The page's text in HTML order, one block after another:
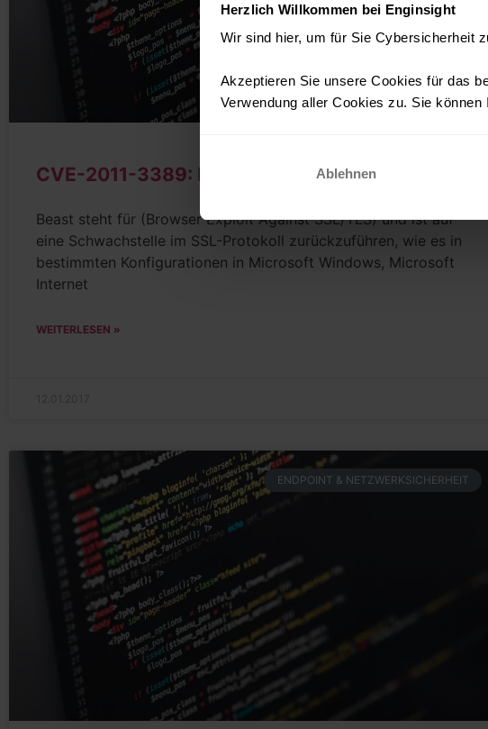
Herzlich Willkommen bei Enginsight
Wir sind hier, um für Sie Cybersicherheit
Akzeptieren Sie unsere Cookies für das
Verwendung aller Cookies zu. Sie
Ablehnen
CVE-2011-3389: Beast
Beast steht für (Browser Exploit Against SSL/TLS) und ist auf
eine Schwachstelle im SSL-Protokoll zurückzuführen, wie es in
bestimmten Konfigurationen in Microsoft Windows, Microsoft
Internet
WEITERLESEN »
ENDPOINT & NETZWERKSICHERHEIT